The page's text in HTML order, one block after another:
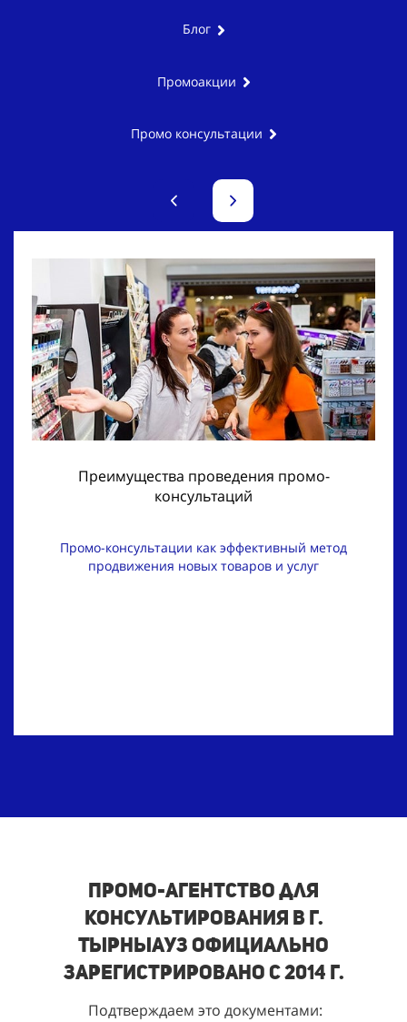
Блог
Промоакции
Промо консультации
Преимущества проведения промо-
консультаций
Промо-консультации как эффективный метод
продвижения новых товаров и услуг
Промо-агентство для
консультирования в г.
ТырныаузОфициально
зарегистрировано с 2014 г.
Подтверждаем это документами: